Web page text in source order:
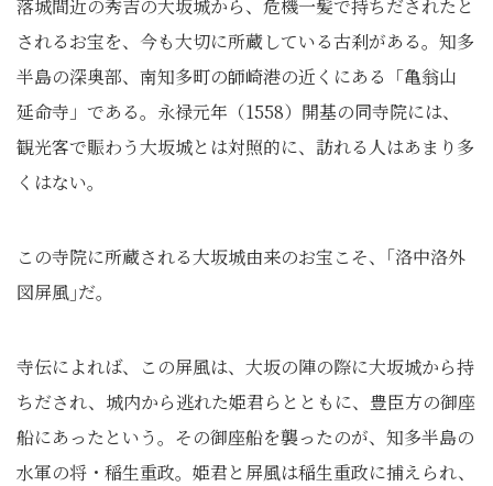
落城間近の秀吉の大坂城から、危機一髪で持ちだされたと
されるお宝を、今も大切に所蔵している古刹がある。知多
半島の深奥部、南知多町の師崎港の近くにある「亀翁山
延命寺」である。永禄元年（1558）開基の同寺院には、
観光客で賑わう大坂城とは対照的に、訪れる人はあまり多
くはない。
この寺院に所蔵される大坂城由来のお宝こそ、｢洛中洛外
図屏風｣だ。
寺伝によれば、この屏風は、大坂の陣の際に大坂城から持
ちだされ、城内から逃れた姫君らとともに、豊臣方の御座
船にあったという。その御座船を襲ったのが、知多半島の
水軍の将・稲生重政。姫君と屏風は稲生重政に捕えられ、